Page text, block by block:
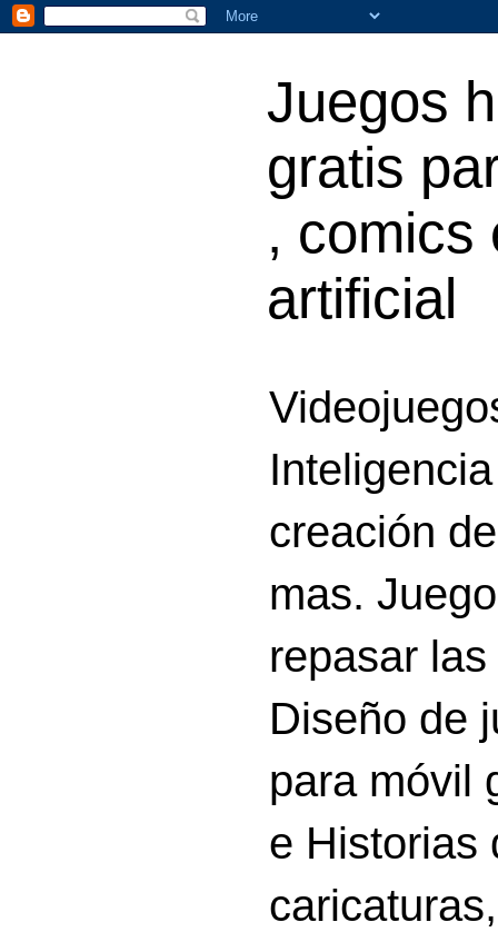
Juegos
gratis
, comics
artificial
creación
mas.
repasar
Diseño de
para móvil
e Historias